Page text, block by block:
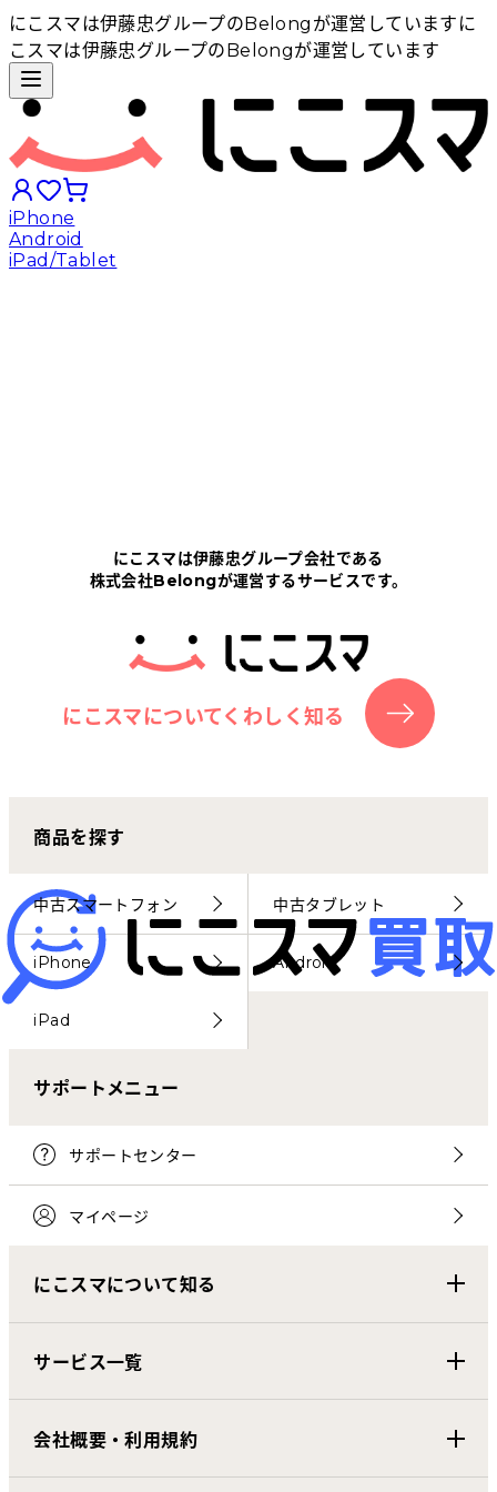
にこスマは伊藤忠グループのBelongが運営しています に
こスマは伊藤忠グループのBelongが運営しています
iPhone
Android
iPad/Tablet
にこスマについて
サポートセンター
お客さまの声
にこスマ通信
マイページ
にこスマは伊藤忠グループ会社である
株式会社Belongが運営するサービスです。
にこスマについてくわしく知る
商品を探す
中古スマートフォン 中古タブレット
iPhone Android
iPad
サポートメニュー
サポートセンター
マイページ
にこスマについて知る
サービス一覧
会社概要・利用規約